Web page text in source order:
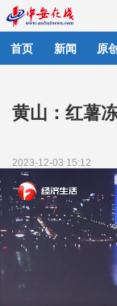
首页 新闻 原创
黄山：红薯
2023-12-03 15:12